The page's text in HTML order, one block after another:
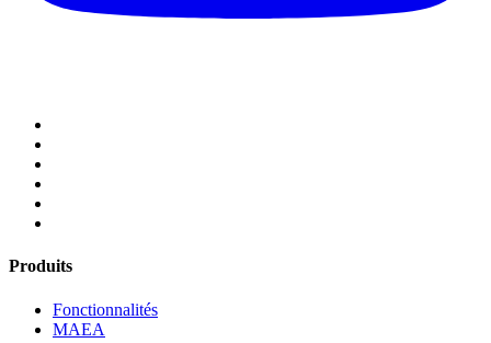
Produits
Fonctionnalités
MAEA